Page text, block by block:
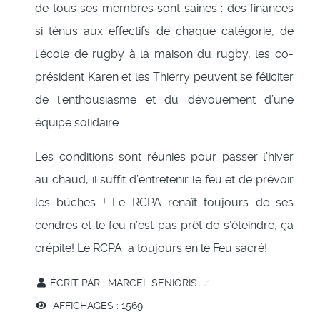
de tous ses membres sont saines : des finances
si ténus aux effectifs de chaque catégorie, de
l’école de rugby à la maison du rugby, les co-
président Karen et les Thierry peuvent se féliciter
de l’enthousiasme et du dévouement d’une
équipe solidaire.
Les conditions sont réunies pour passer l’hiver
au chaud, il suffit d’entretenir le feu et de prévoir
les bûches ! Le RCPA renaît toujours de ses
cendres et le feu n’est pas prêt de s’éteindre, ça
crépite! Le RCPA a toujours en le Feu sacré!
ÉCRIT PAR : MARCEL SENIORIS
AFFICHAGES : 1569